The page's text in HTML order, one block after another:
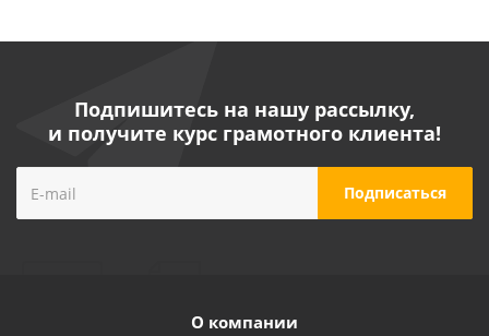
Подпишитесь на нашу рассылку,
и получите курс грамотного клиента!
О компании